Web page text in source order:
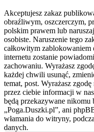
Akceptujesz zakaz
obraźliwym, oszczerczym,
polskim prawem lub
osobiste. Naruszenie tego
całkowitym
internetu zostanie
zachowaniu. Wyrażasz
każdej chwili usunąć,
temat, post. Wyrażasz
przez ciebie informacji w
będą przekazywane nikomu
„Poga.Duszki.pl”, ani
włamania do witryny,
danych.